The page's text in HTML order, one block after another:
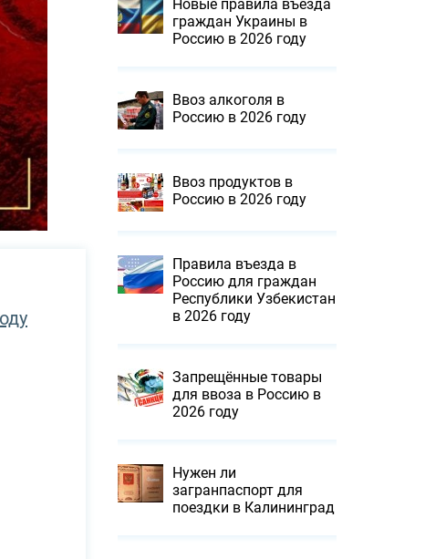
Новые правила въезда
граждан Украины в
Россию в 2026 году
Ввоз алкоголя в
Россию в 2026 году
Ввоз продуктов в
Россию в 2026 году
Правила въезда в
Россию для граждан
Республики Узбекистан
в 2026 году
Запрещённые товары
для ввоза в Россию в
2026 году
Нужен ли
загранпаспорт для
поездки в Калининград